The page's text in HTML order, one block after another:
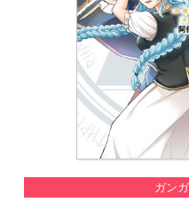
ガン